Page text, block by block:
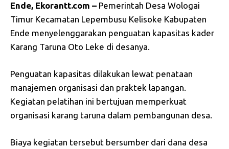
Ende, Ekorantt.com – Pemerintah Desa Wologai
Timur Kecamatan Lepembusu Kelisoke Kabupaten
Ende menyelenggarakan penguatan kapasitas kader
Karang Taruna Oto Leke di desanya.
Penguatan kapasitas dilakukan lewat penataan
manajemen organisasi dan praktek lapangan.
Kegiatan pelatihan ini bertujuan memperkuat
organisasi karang taruna dalam pembangunan desa.
Biaya kegiatan tersebut bersumber dari dana desa